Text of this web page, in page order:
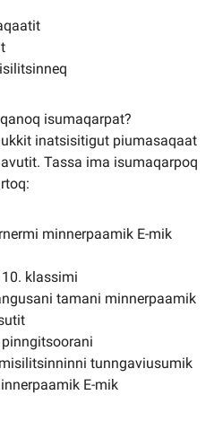
isumaqarpat?
inatsisitigut piumasaqaat
Tassa ima isumaqarpoq
minnerpaamik E-mik
klassimi
tamani minnerpaamik
tunngaviusumik
E-mik